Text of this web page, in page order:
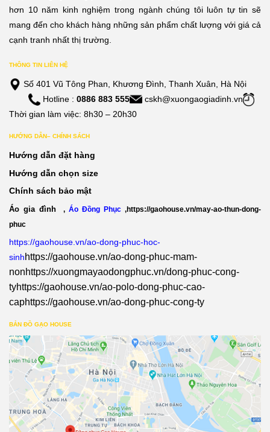
hơn 10 năm kinh nghiệm trong ngành chúng tôi luôn tự tin sẽ
mang đến cho khách hàng những sản phẩm chất lượng với giá cả
cạnh tranh nhất thị trường.
THÔNG TIN LIÊN HỆ
Số 401 Vũ Tông Phan, Khương Đình, Thanh Xuân, Hà Nội
Hotline : 0886 883 555
cskh@xuongaogiadinh.vn
Thời gian làm việc: 8h30 – 20h30
HƯỚNG DẪN– CHÍNH SÁCH
Hướng dẫn đặt hàng
Hướng dẫn chọn size
Chính sách bảo mật
Áo gia đình , Áo Đồng Phục ,https://gaohouse.vn/may-ao-thun-dong-
phuc
https://gaohouse.vn/ao-dong-phuc-hoc-
sinhhttps://gaohouse.vn/ao-dong-phuc-mam-
nonhttps://xuongmayaodongphuc.vn/dong-phuc-cong-
tyhttps://gaohouse.vn/ao-polo-dong-phuc-cao-
caphttps://gaohouse.vn/ao-dong-phuc-cong-ty
BẢN ĐỒ GẠO HOUSE